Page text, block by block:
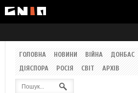
ГОЛОВНА НОВИНИ ВІЙНА ДОНБАС
ДІЯСПОРА
РОСІЯ СВІТ АРХІВ